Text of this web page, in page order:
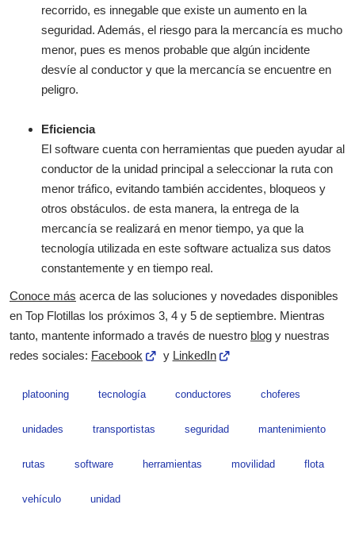
recorrido, es innegable que existe un aumento en la
seguridad. Además, el riesgo para la mercancía es mucho
menor, pues es menos probable que algún incidente
desvíe al conductor y que la mercancía se encuentre en
peligro.
Eficiencia
El software cuenta con herramientas que pueden ayudar al
conductor de la unidad principal a seleccionar la ruta con
menor tráfico, evitando también accidentes, bloqueos y
otros obstáculos. de esta manera, la entrega de la
mercancía se realizará en menor tiempo, ya que la
tecnología utilizada en este software actualiza sus datos
constantemente y en tiempo real.
Conoce más acerca de las soluciones y novedades disponibles
en Top Flotillas los próximos 3, 4 y 5 de septiembre. Mientras
tanto, mantente informado a través de nuestro blog y nuestras
redes sociales: Facebook y LinkedIn
platooning tecnología conductores choferes
unidades transportistas seguridad mantenimiento
rutas software herramientas movilidad flota
vehículo unidad